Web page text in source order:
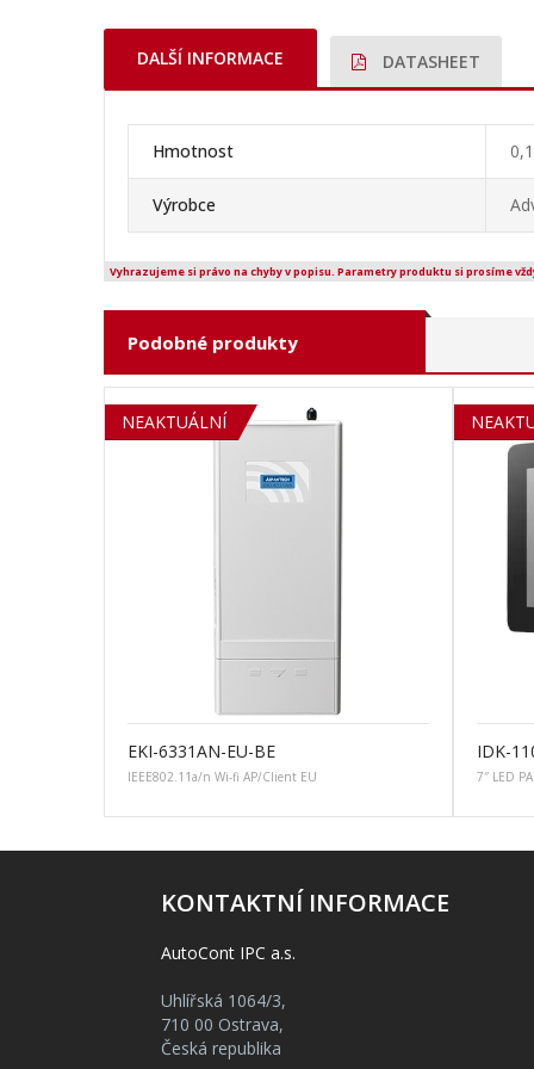
DALŠÍ INFORMACE DATASHEET
Hmotnost
Výrobce
Vyhrazujeme si právo na chyby v popisu. Parametry produktu si prosíme
Podobné produkty
NEAKTUÁLNÍ
EKI-6331AN-EU-BE
IEEE802.11a/n Wi-fi AP/Client EU
IDK-
7″ LED
KONTAKTNÍ INFORMACE
AutoCont IPC a.s.
Uhlířská 1064/3,
710 00 Ostrava,
Česká republika